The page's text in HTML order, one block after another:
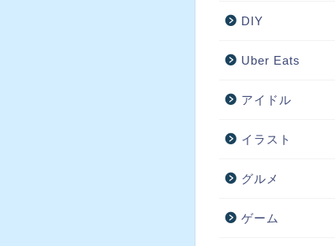
DIY
Uber Eats
アイドル
イラスト
グルメ
ゲーム